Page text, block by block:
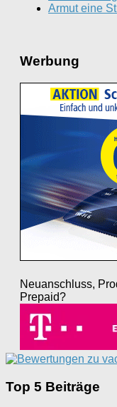
Armut eine
Werbung
Neuanschluss,
Prepaid?
Top 5 Beiträge